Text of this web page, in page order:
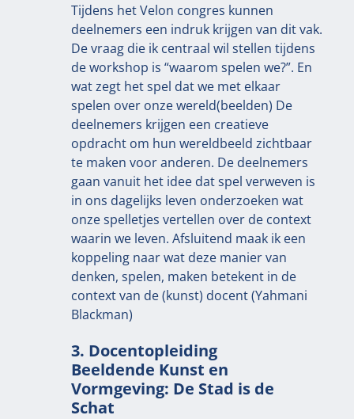
Tijdens het Velon congres kunnen
deelnemers een indruk krijgen van dit vak.
De vraag die ik centraal wil stellen tijdens
de workshop is “waarom spelen we?”. En
wat zegt het spel dat we met elkaar
spelen over onze wereld(beelden) De
deelnemers krijgen een creatieve
opdracht om hun wereldbeeld zichtbaar
te maken voor anderen. De deelnemers
gaan vanuit het idee dat spel verweven is
in ons dagelijks leven onderzoeken wat
onze spelletjes vertellen over de context
waarin we leven. Afsluitend maak ik een
koppeling naar wat deze manier van
denken, spelen, maken betekent in de
context van de (kunst) docent (Yahmani
Blackman)
3. Docentopleiding
Beeldende Kunst en
Vormgeving: De Stad is de
Schat